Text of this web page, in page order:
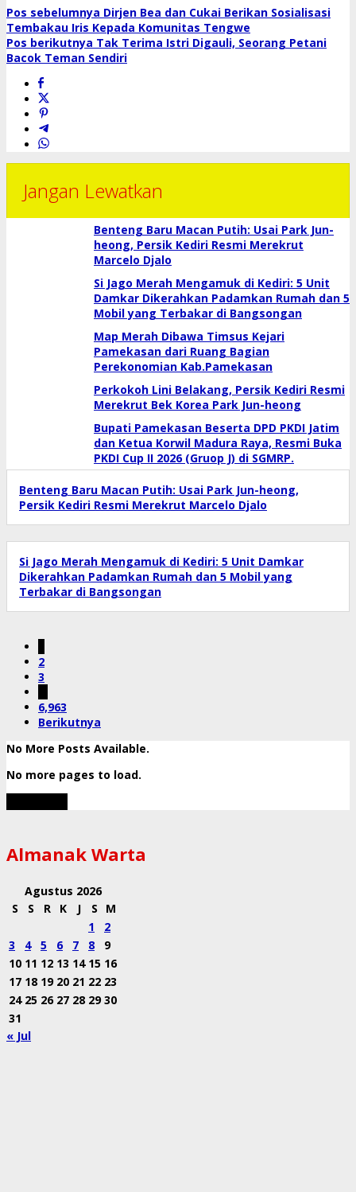
Pos sebelumnya Dirjen Bea dan Cukai Berikan Sosialisasi
Tembakau Iris Kepada Komunitas Tengwe
Pos berikutnya Tak Terima Istri Digauli, Seorang Petani
Bacok Teman Sendiri
Jangan Lewatkan
Benteng Baru Macan Putih: Usai Park Jun-
heong, Persik Kediri Resmi Merekrut
Marcelo Djalo
Si Jago Merah Mengamuk di Kediri: 5 Unit
Damkar Dikerahkan Padamkan Rumah dan 5
Mobil yang Terbakar di Bangsongan
Map Merah Dibawa Timsus Kejari
Pamekasan dari Ruang Bagian
Perekonomian Kab.Pamekasan
Perkokoh Lini Belakang, Persik Kediri Resmi
Merekrut Bek Korea Park Jun-heong
Bupati Pamekasan Beserta DPD PKDI Jatim
dan Ketua Korwil Madura Raya, Resmi Buka
PKDI Cup II 2026 (Gruop J) di SGMRP.
Benteng Baru Macan Putih: Usai Park Jun-heong,
Persik Kediri Resmi Merekrut Marcelo Djalo
Si Jago Merah Mengamuk di Kediri: 5 Unit Damkar
Dikerahkan Padamkan Rumah dan 5 Mobil yang
Terbakar di Bangsongan
2
3
6,963
Berikutnya
No More Posts Available.
No more pages to load.
Almanak Warta
Agustus 2026
S
S R K J S
M
1
2
3
4 5 6 7 8
9
10 11 12 13 14 15 16
17 18 19 20 21 22 23
24 25 26 27 28 29 30
31
« Jul